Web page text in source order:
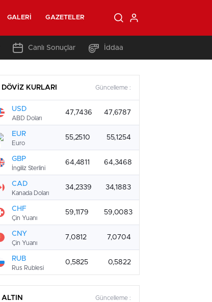
GALERI GAZETELER
Canlı Sonuçlar İddaa
DÖVİZ KURLARI Güncelleme :
USD
ABD Doları
47,7436 47,6787
EUR
Euro
55,2510 55,1254
GBP
İngiliz Sterlini
64,4811 64,3468
CAD
Kanada Doları
34,2339 34,1883
CHF
Çin Yuanı
59,1179 59,0083
CNY
Çin Yuanı
7,0812 7,0704
RUB
Rus Rublesi
0,5825 0,5822
ALTIN Güncelleme :